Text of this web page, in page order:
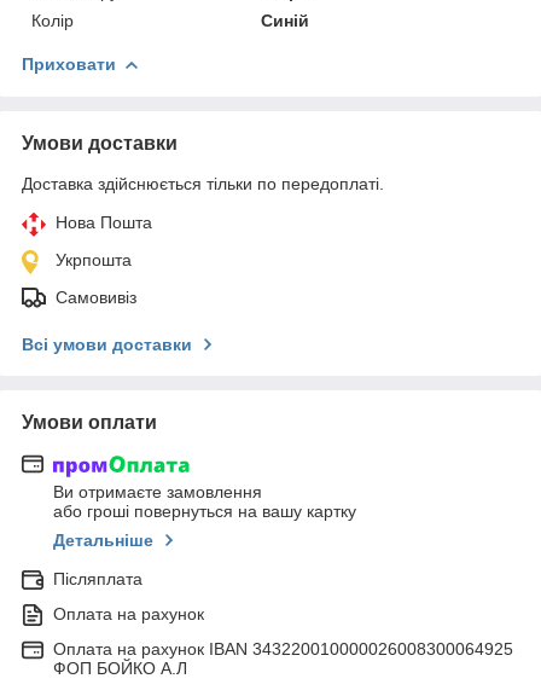
Колір
Синій
Приховати
Умови доставки
Доставка здійснюється тільки по передоплаті.
Нова Пошта
Укрпошта
Самовивіз
Всі умови доставки
Умови оплати
Ви отримаєте замовлення
або гроші повернуться на вашу картку
Детальніше
Післяплата
Оплата на рахунок
Оплата на рахунок IBAN 343220010000026008300064925
ФОП БОЙКО А.Л